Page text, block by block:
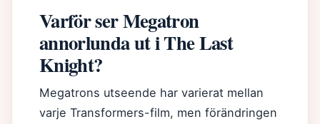
Varför ser Megatron
annorlunda ut i The Last
Knight?
Megatrons utseende har varierat mellan
varje Transformers-film, men förändringen